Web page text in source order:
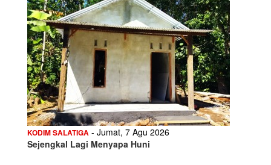
KODIM SALATIGA - Jumat, 7 Agu 2026
Sejengkal Lagi Menyapa Huni